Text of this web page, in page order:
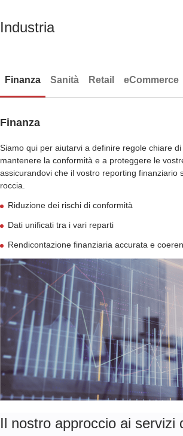
Industria
Finanza Sanità Retail eCommerce
Finanza
Siamo qui per aiutarvi a definire regole chiare
mantenere la conformità e a proteggere le
assicurandovi che il vostro reporting finanziario
roccia.
Riduzione dei rischi di conformità
Dati unificati tra i vari reparti
Rendicontazione finanziaria accurata e
Il nostro approccio ai servizi